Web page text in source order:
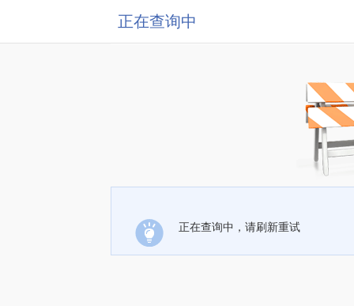
正在查询中
正在查询中，请刷新重试